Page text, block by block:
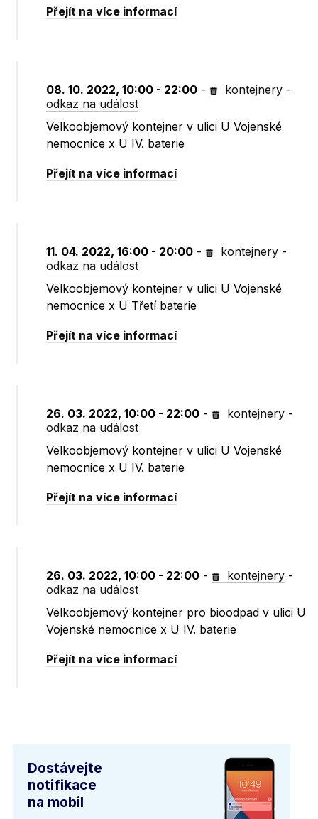
Přejít na více informací
08. 10. 2022, 10:00 - 22:00 - kontejnery -
odkaz na událost
Velkoobjemový kontejner v ulici U Vojenské
nemocnice x U IV. baterie
Přejít na více informací
11. 04. 2022, 16:00 - 20:00 - kontejnery -
odkaz na událost
Velkoobjemový kontejner v ulici U Vojenské
nemocnice x U Třetí baterie
Přejít na více informací
26. 03. 2022, 10:00 - 22:00 - kontejnery -
odkaz na událost
Velkoobjemový kontejner v ulici U Vojenské
nemocnice x U IV. baterie
Přejít na více informací
26. 03. 2022, 10:00 - 22:00 - kontejnery -
odkaz na událost
Velkoobjemový kontejner pro bioodpad v ulici U
Vojenské nemocnice x U IV. baterie
Přejít na více informací
Dostávejte
notifikace
na mobil